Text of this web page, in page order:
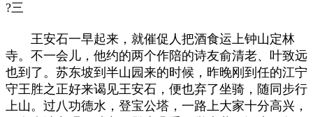
?三
王安石一早起来，就催促人把酒食运上钟山定林
寺。不一会儿，他约的两个作陪的诗友俞清老、叶致远
也到了。苏东坡到半山园来的时候，昨晚刚到任的江宁
守王胜之正好来谒见王安石，便也弃了坐骑，随同步行
上山。过八功德水，登宝公塔，一路上大家十分高兴，